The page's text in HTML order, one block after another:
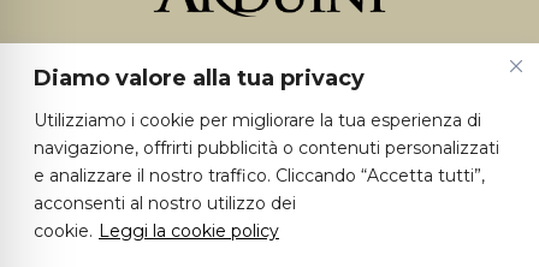
Diamo valore alla tua privacy
Utilizziamo i cookie per migliorare la tua esperienza di
navigazione, offrirti pubblicità o contenuti personalizzati
e analizzare il nostro traffico. Cliccando “Accetta tutti”,
acconsenti al nostro utilizzo dei
cookie. Leggi la cookie policy